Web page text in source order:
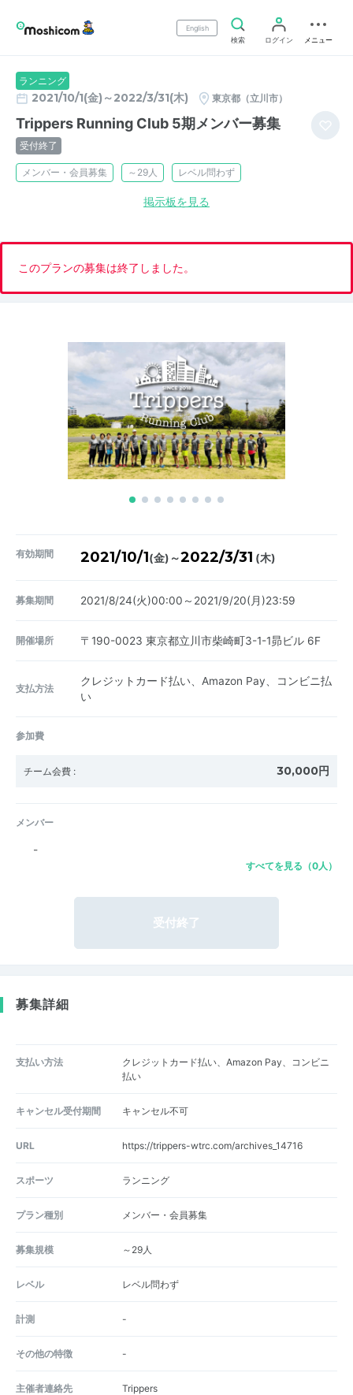
English
検索
ログイン メニュー
ランニング
2021/10/1(金)～2022/3/31(木) 東京都（立川市）
Trippers Running Club 5期メンバー募集
受付終了
メンバー・会員募集 ～29人 レベル問わず
掲示板を見る
このプランの募集は終了しました。
有効期間 2021/10/1(金) ～2022/3/31 (木)
募集期間 2021/8/24(火)00:00～2021/9/20(月)23:59
開催場所 〒190-0023 東京都立川市柴崎町3-1-1昴ビル 6F
支払方法
クレジットカード払い、Amazon Pay、コンビニ払
い
参加費
チーム会費 : 30,000円
メンバー
-
すべてを見る（0人）
受付終了
募集詳細
支払い方法
クレジットカード払い、Amazon Pay、コンビニ
払い
キャンセル受付期間 キャンセル不可
URL https://trippers-wtrc.com/archives_14716
スポーツ ランニング
プラン種別 メンバー・会員募集
募集規模 ～29人
レベル レベル問わず
計測 -
その他の特徴 -
主催者連絡先
Trippers